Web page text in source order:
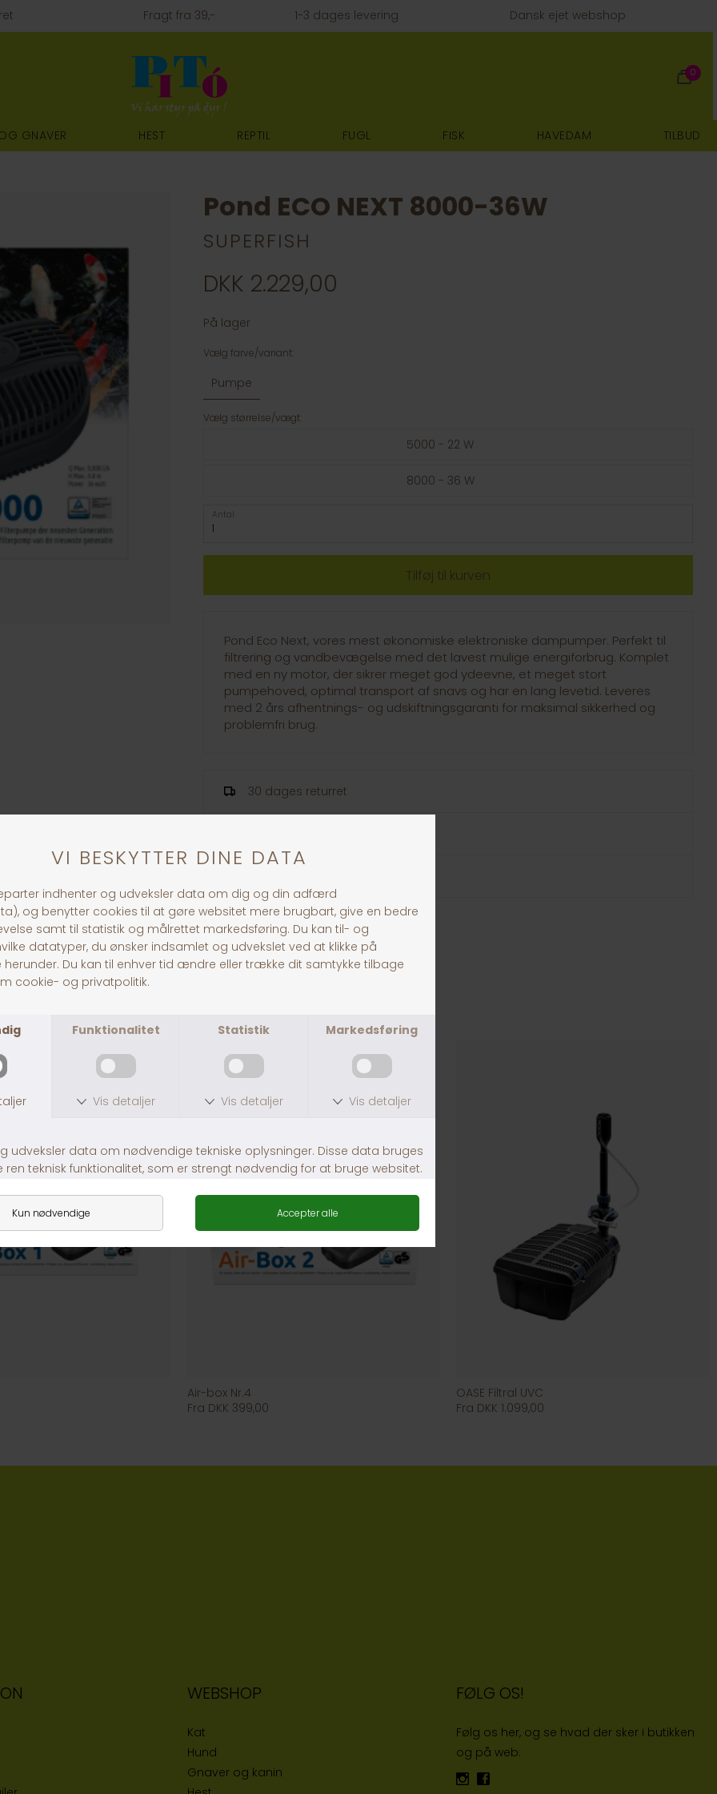
Fragt fra 39,- 1-3 dages levering Dansk ejet webshop
0
GNAVER HEST REPTIL FUGL FISK HAVEDAM TILBUD
Pond ECO NEXT 8000-36W
SUPERFISH
DKK 2.229,00
På lager
Vælg farve/variant:
Pumpe
Vælg størrelse/vægt:
5000 - 22 W
8000 - 36 W
Antal
Pond Eco Next, vores mest økonomiske elektroniske dampumper. Perfekt til
filtrering og vandbevægelse med det lavest mulige energiforbrug. Komplet
med en ny motor, der sikrer meget god ydeevne, et meget stort
pumpehoved, optimal transport af snavs og har en lang levetid. Leveres
med 2 års afhentnings- og udskiftningsgaranti for maksimal sikkerhed og
problemfri brug.
30 dages returret
Air-box Nr.4
Fra DKK 399,00
OASE Filtral UVC
Fra DKK 1.099,00
WEBSHOP
Kat
Hund
Gnaver og kanin
FØLG OS!
Følg os her, og se hvad der sker i butikken
og på web: